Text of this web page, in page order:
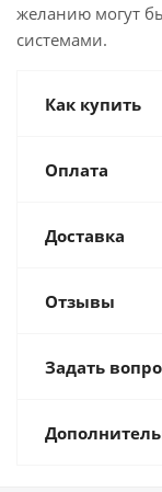
желанию могут
системами.
Как купить
Оплата
Доставка
Отзывы
Задать